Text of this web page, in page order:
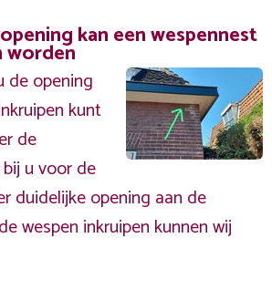
kan een wespennest
worden
de opening
kunt
de
u voor de
duidelijke opening aan de
wespen inkruipen kunnen wij